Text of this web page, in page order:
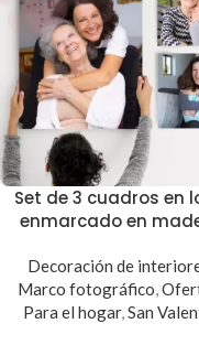
Set de 3 cuadros en
enmarcado en
Decoración de
Marco fotográfico,
Para el hogar,San